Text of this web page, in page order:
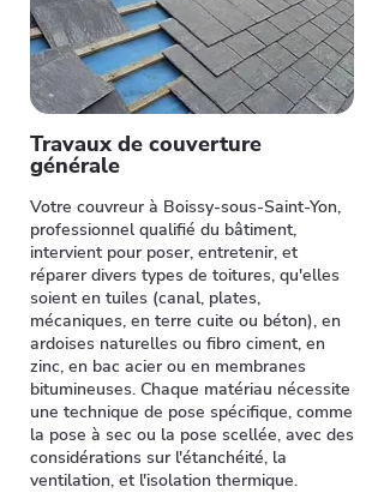
Travaux de couverture
générale
Votre couvreur à Boissy-sous-Saint-Yon,
professionnel qualifié du bâtiment,
intervient pour poser, entretenir, et
réparer divers types de toitures, qu'elles
soient en tuiles (canal, plates,
mécaniques, en terre cuite ou béton), en
ardoises naturelles ou fibro ciment, en
zinc, en bac acier ou en membranes
bitumineuses. Chaque matériau nécessite
une technique de pose spécifique, comme
la pose à sec ou la pose scellée, avec des
considérations sur l'étanchéité, la
ventilation, et l'isolation thermique.